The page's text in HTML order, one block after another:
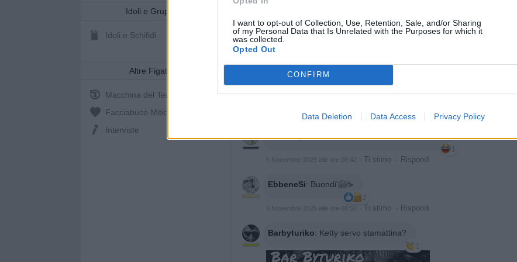
I want to opt-out of Collection, Use, Retention, Sale, and/or Sharing
of my Personal Data that Is Unrelated with the Purposes for which it
was collected.
Opted Out
CONFIRM
Data Deletion Data Access Privacy Policy
Idoli e Gruppi
Idoli e Schifidi
Altre Figate
Macchina del Tempo
Facciabuco Mitic
Interviste
Mirtillalilla:Buongiorno Chet 😘
· Rispondi
1
5 Novembre 2025 alle ore 08:42 Ti stimo Rispondi
EbbeneSi: Buondi'🤗☕
2
5 Novembre 2025 alle ore 08:50 Ti stimo Rispondi
Barbyturiko: Ketty servo stamattina?
1